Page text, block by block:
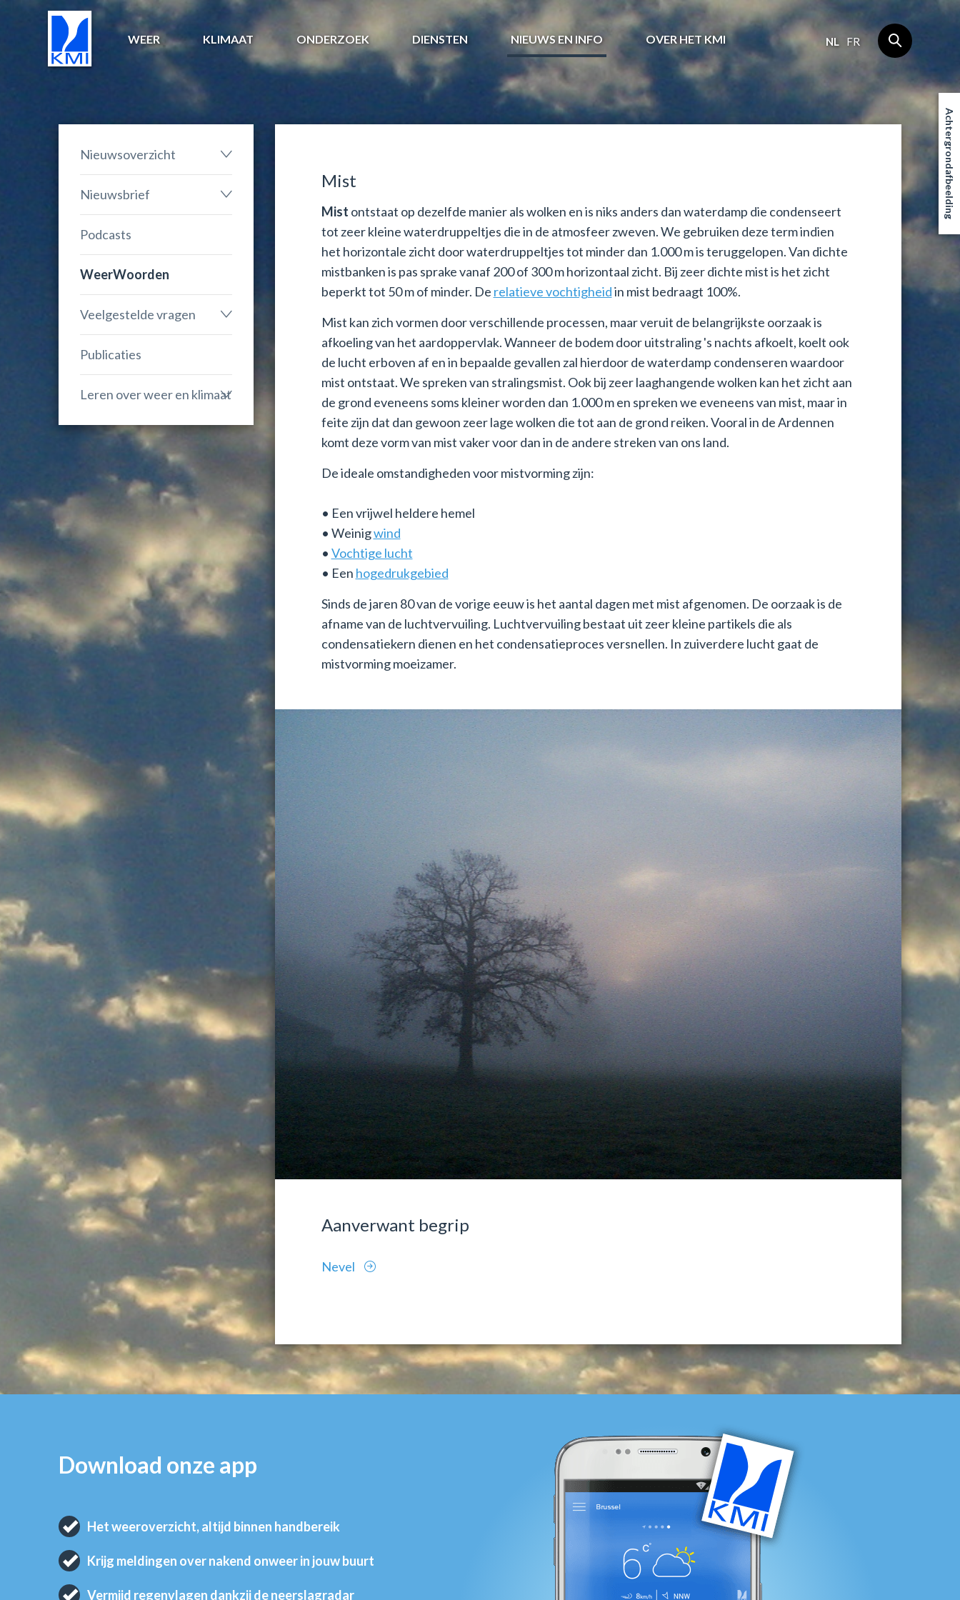
WEER KLIMAAT ONDERZOEK DIENSTEN NIEUWS EN INFO OVER HET KMI NL FR
Nieuwsoverzicht
Nieuwsbrief
Podcasts
WeerWoorden
Veelgestelde vragen
Publicaties
Leren over weer en klimaat
Mist
Mist ontstaat op dezelfde manier als wolken en is niks anders dan waterdamp die condenseert
tot zeer kleine waterdruppeltjes die in de atmosfeer zweven. We gebruiken deze term indien
het horizontale zicht door waterdruppeltjes tot minder dan 1.000 m is teruggelopen. Van dichte
mistbanken is pas sprake vanaf 200 of 300 m horizontaal zicht. Bij zeer dichte mist is het zicht
beperkt tot 50 m of minder. De relatieve vochtigheidin mist bedraagt 100%.
Mist kan zich vormen door verschillende processen, maar veruit de belangrijkste oorzaak is
afkoeling van het aardoppervlak. Wanneer de bodem door uitstraling 's nachts afkoelt, koelt ook
de lucht erboven af en in bepaalde gevallen zal hierdoor de waterdamp condenseren waardoor
mist ontstaat. We spreken van stralingsmist. Ook bij zeer laaghangende wolken kan het zicht aan
de grond eveneens soms kleiner worden dan 1.000 m en spreken we eveneens van mist, maar in
feite zijn dat dan gewoon zeer lage wolken die tot aan de grond reiken. Vooral in de Ardennen
komt deze vorm van mist vaker voor dan in de andere streken van ons land.
De ideale omstandigheden voor mistvorming zijn:
• Een vrijwel heldere hemel
• Weinigwind
• Vochtige lucht
• Een hogedrukgebied
Sinds de jaren 80 van de vorige eeuw is het aantal dagen met mist afgenomen. De oorzaak is de
afname van de luchtvervuiling. Luchtvervuiling bestaat uit zeer kleine partikels die als
condensatiekern dienen en het condensatieproces versnellen. In zuiverdere lucht gaat de
mistvorming moeizamer.
Aanverwant begrip
Nevel
Download onze app
Het weeroverzicht, altijd binnen handbereik
Krijg meldingen over nakend onweer in jouw buurt
Vermijd regenvlagen dankzij de neerslagradar
Achtergrondafbeelding